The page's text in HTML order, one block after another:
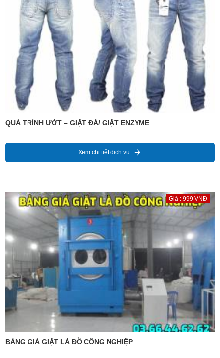
QUÁ TRÌNH ƯỚT – GIẶT ĐÁ/ GIẶT ENZYME
Xem chi tiết dịch vụ
Giá : 999 VNĐ
BẢNG GIÁ GIẶT LÀ ĐỒ CÔNG NGHIỆP